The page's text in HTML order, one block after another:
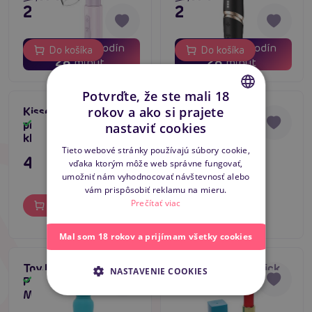
02 dní 21 hodín
28 minút
28,64 €
Do košíka 02 dní 21 hodín
28 minút
28,64 €
Do košíka
Kissen Comma (Pink),
prikladací vibrátor na
klitoris
47,80 €
ToyJoy Fushion,
vibračný návlek na
Skladom
35,80 €
ToyJoy Happiness
Push My Limits
Massager (Blue)
Skladom
Boss Series Lipstick
CZECH
ENGLISH
Potvrďte, že ste mali 18
rokov a ako si prajete
nastaviť cookies
Tieto webové stránky používajú súbory cookie,
vďaka ktorým môže web správne fungovať,
umožniť nám vyhodnocovať návštevnosť alebo
vám prispôsobiť reklamu na mieru.
Prečítať viac
Mal som 18 rokov a prijímam všetky cookies
NASTAVENIE COOKIES